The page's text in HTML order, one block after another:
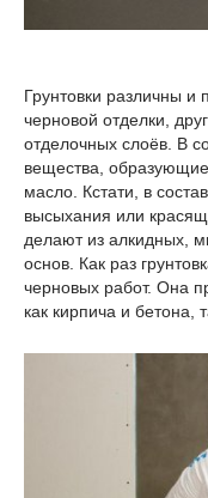
Грунтовки различны и
черновой отделки,
отделочных слоёв. В
вещества,
масло. Кстати, в
высыхания или
делают из алкидных,
основ. Как раз
черновых работ. Она
как кирпича и бетона,